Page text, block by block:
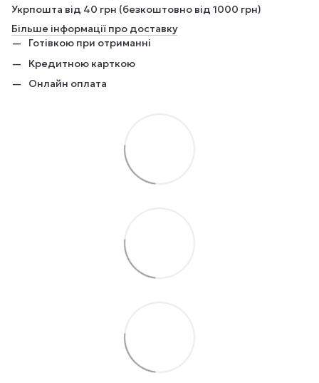
Укрпошта від 40 грн (безкоштовно від 1000 грн)
Більше інформації про доставку
Готівкою при отриманні
Кредитною карткою
Онлайн оплата